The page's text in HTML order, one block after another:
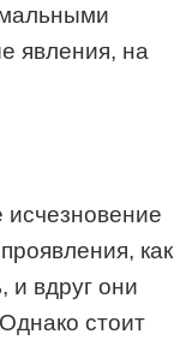
явления, на
как
и вдруг они
стоит